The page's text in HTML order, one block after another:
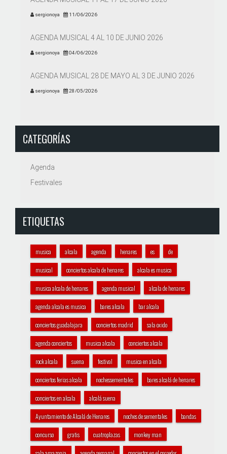
sergionoya 11/06/2026
AGENDA MUSICAL 4 AL 10 DE JUNIO 2026
sergionoya 04/06/2026
AGENDA MUSICAL 28 DE MAYO AL 3 DE JUNIO 2026
sergionoya 28/05/2026
CATEGORÍAS
Agenda
Festivales
ETIQUETAS
musica alcala agenda henares es de
musical conciertos alcala de henares alcala es musica
musica alcala de henares agenda musical alcala de henares
agenda alcala es musica bares alcala bar alcala
conciertos guadalajara conciertos madrid sala oxido
agenda conciertos musica alcala conciertos alcala
rock alcala suena festival musica en alcala
conciertos ferias alcala nochessementales bares alcalá de henares
conciertos en alcala alcalá suena
Ayuntamiento de Alcalá de Henares noches de sementales bandas
concurso gratis cuatroplazas monkey man